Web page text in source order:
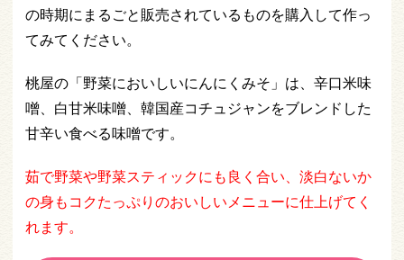
の時期にまるごと販売されているものを購入して作っ
てみてください。
桃屋の「野菜においしいにんにくみそ」は、辛口米味
噌、白甘米味噌、韓国産コチュジャンをブレンドした
甘辛い食べる味噌です。
茹で野菜や野菜スティックにも良く合い、淡白ないか
の身もコクたっぷりのおいしいメニューに仕上げてく
れます。